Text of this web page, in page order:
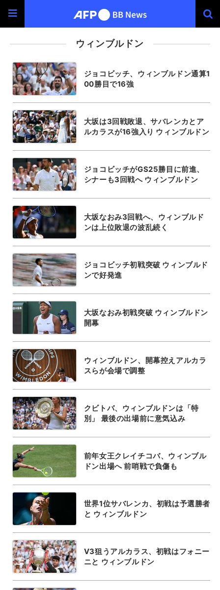
ウィンブルドン
ジョコビッチ、ウィンブルドン通算1
00勝目で16強
大坂は3回戦敗退、サバレンカとア
ルカラスが16強入り ウィンブルドン
ジョコビッチがGS25勝目に前進、
シナーも3回戦へ ウィンブルドン
大坂なおみ3回戦へ、ウィンブルド
ンは上位敗退の波乱続く
ジョコビッチ初戦突破 ウィンブルド
ンで好発進
大坂なおみ初戦突破 ウィンブルドン
開幕
ウィンブルドン、開幕控えアルカラ
スらが会場で調整
クビトバ、ウィンブルドンは「特
別」 最後の出場前に意気込み
前年女王クレイチコバ、ウィンブル
ドン出場へ 前哨戦で負傷も
世界1位サバレンカ、初戦は予選勝者
と ウィンブルドン
V3狙うアルカラス、初戦はフォニー
ニと ウィンブルドン